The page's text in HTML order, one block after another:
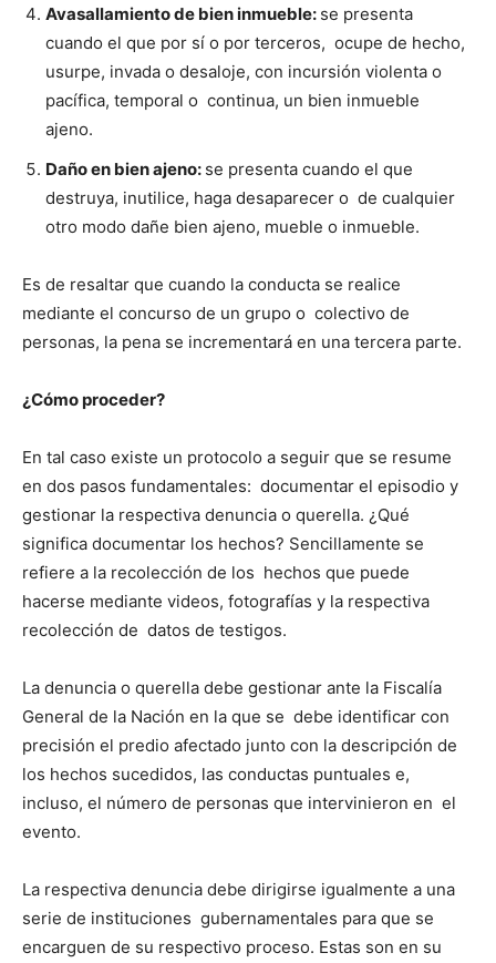
Avasallamiento de bien inmueble: se presenta
cuando el que por sí o por terceros, ocupe de hecho,
usurpe, invada o desaloje, con incursión violenta o
pacífica, temporal o continua, un bien inmueble
ajeno.
Daño en bien ajeno: se presenta cuando el que
destruya, inutilice, haga desaparecer o de cualquier
otro modo dañe bien ajeno, mueble o inmueble.
Es de resaltar que cuando la conducta se realice
mediante el concurso de un grupo o colectivo de
personas, la pena se incrementará en una tercera parte.
¿Cómo proceder?
En tal caso existe un protocolo a seguir que se resume
en dos pasos fundamentales: documentar el episodio y
gestionar la respectiva denuncia o querella. ¿Qué
significa documentar los hechos? Sencillamente se
refiere a la recolección de los hechos que puede
hacerse mediante videos, fotografías y la respectiva
recolección de datos de testigos.
La denuncia o querella debe gestionar ante la Fiscalía
General de la Nación en la que se debe identificar con
precisión el predio afectado junto con la descripción de
los hechos sucedidos, las conductas puntuales e,
incluso, el número de personas que intervinieron en el
evento.
La respectiva denuncia debe dirigirse igualmente a una
serie de instituciones gubernamentales para que se
encarguen de su respectivo proceso. Estas son en su